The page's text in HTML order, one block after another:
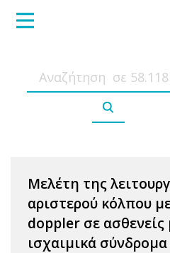
Μελέτη της
αριστερού κόλπου
doppler σε ασθενείς
ισχαιμικά σύνδρομα